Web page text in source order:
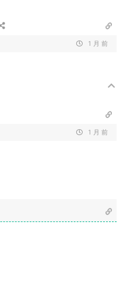
1 月 前
1 月 前